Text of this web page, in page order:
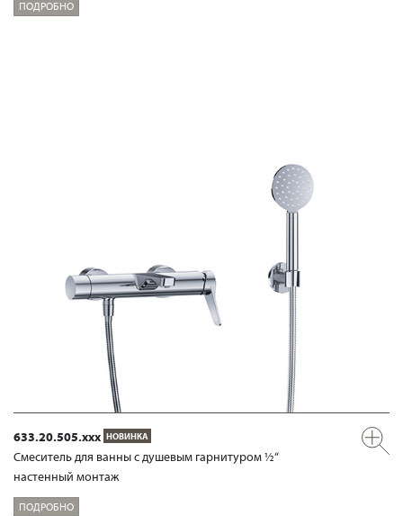
ПОДРОБНО
633.20.505.xxx НОВИНКА
Смеситель для ванны с душевым гарнитуром ½“
настенный монтаж
ПОДРОБНО